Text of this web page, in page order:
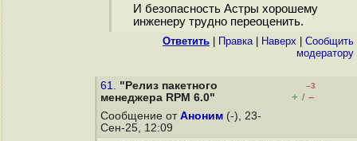
И безопасность Астры хорошему
инженеру трудно переоценить.
Ответить Правка| Наверх
Cообщить
модератору
61. "Релиз пакетного
менеджера RPM 6.0"
–3
+ / –
Сообщение от Аноним (-), 23-
Сен-25, 12:09